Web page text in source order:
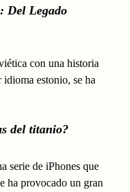
Del Legado
con una historia
estonio, se ha
del titanio?
serie de iPhones que
ha provocado un gran